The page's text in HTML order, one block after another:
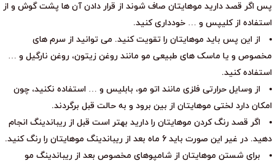
پس اگر قصد دارید موهایتان صاف شوند از قرار دادن آن ها پشت گوش و از
استفاده از کلیپس و … خودداری کنید.
از این پس باید موهایتان را تقویت کنید. می توانید از سرم های
مخصوص و یا ماسک های طبیعی مو مانند روغن زیتون، روغن نارگیل و …
استفاده کنید.
از وسایل حرارتی فلزی مانند اتو مو، بابلیس و … استفاده نکنید، چون
امکان دارد لختی موهایتان از بین برود و به حالت قبل برگردند.
اگر قصد رنگ کردن موهایتان را دارید بهتر است قبل از ریباندینگ انجام
دهید. در غیر این صورت باید 6 ماه بعد از ریباندینگ موهایتان را رنگ کنید.
برای شستن موهایتان از شامپوهای مخصوص بعد از ریباندینگ مو